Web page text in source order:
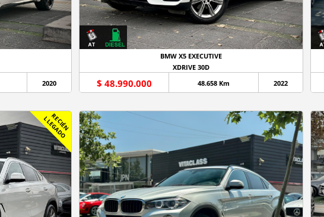
2020
BMW X5 EXECUTIVE
XDRIVE 30D
$ 48.990.000 48.658 Km 2022
R
E
C
I
É
N
L
L
E
G
A
D
O